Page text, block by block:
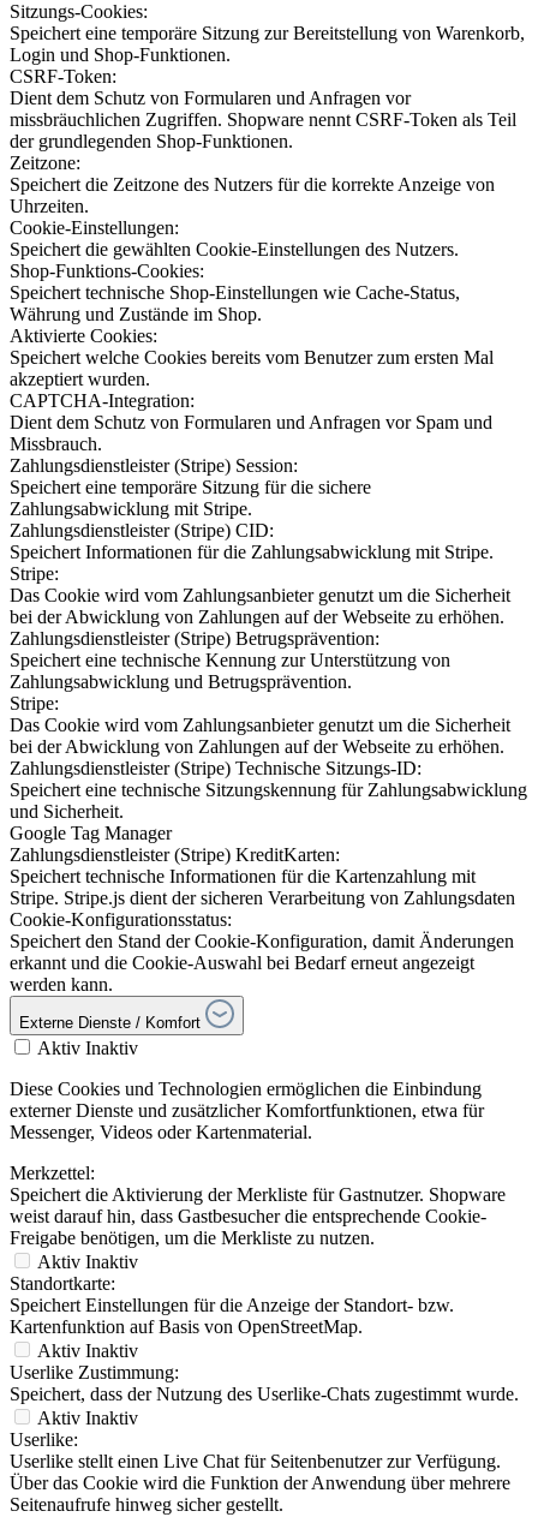
Sitzungs-Cookies:
Speichert eine temporäre Sitzung zur Bereitstellung von Warenkorb,
Login und Shop-Funktionen.
CSRF-Token:
Dient dem Schutz von Formularen und Anfragen vor
missbräuchlichen Zugriffen. Shopware nennt CSRF-Token als Teil
der grundlegenden Shop-Funktionen.
Zeitzone:
Speichert die Zeitzone des Nutzers für die korrekte Anzeige von
Uhrzeiten.
Cookie-Einstellungen:
Speichert die gewählten Cookie-Einstellungen des Nutzers.
Shop-Funktions-Cookies:
Speichert technische Shop-Einstellungen wie Cache-Status,
Währung und Zustände im Shop.
Aktivierte Cookies:
Speichert welche Cookies bereits vom Benutzer zum ersten Mal
akzeptiert wurden.
CAPTCHA-Integration:
Dient dem Schutz von Formularen und Anfragen vor Spam und
Missbrauch.
Zahlungsdienstleister (Stripe) Session:
Speichert eine temporäre Sitzung für die sichere
Zahlungsabwicklung mit Stripe.
Zahlungsdienstleister (Stripe) CID:
Speichert Informationen für die Zahlungsabwicklung mit Stripe.
Stripe:
Das Cookie wird vom Zahlungsanbieter genutzt um die Sicherheit
bei der Abwicklung von Zahlungen auf der Webseite zu erhöhen.
Zahlungsdienstleister (Stripe) Betrugsprävention:
Speichert eine technische Kennung zur Unterstützung von
Zahlungsabwicklung und Betrugsprävention.
Stripe:
Das Cookie wird vom Zahlungsanbieter genutzt um die Sicherheit
bei der Abwicklung von Zahlungen auf der Webseite zu erhöhen.
Zahlungsdienstleister (Stripe) Technische Sitzungs-ID:
Speichert eine technische Sitzungskennung für Zahlungsabwicklung
und Sicherheit.
Google Tag Manager
Zahlungsdienstleister (Stripe) KreditKarten:
Speichert technische Informationen für die Kartenzahlung mit
Stripe. Stripe.js dient der sicheren Verarbeitung von Zahlungsdaten
Cookie-Konfigurationsstatus:
Speichert den Stand der Cookie-Konfiguration, damit Änderungen
erkannt und die Cookie-Auswahl bei Bedarf erneut angezeigt
werden kann.
Externe Dienste / Komfort
Aktiv Inaktiv
Diese Cookies und Technologien ermöglichen die Einbindung
externer Dienste und zusätzlicher Komfortfunktionen, etwa für
Messenger, Videos oder Kartenmaterial.
Merkzettel:
Speichert die Aktivierung der Merkliste für Gastnutzer. Shopware
weist darauf hin, dass Gastbesucher die entsprechende Cookie-
Freigabe benötigen, um die Merkliste zu nutzen.
Aktiv Inaktiv
Standortkarte:
Speichert Einstellungen für die Anzeige der Standort- bzw.
Kartenfunktion auf Basis von OpenStreetMap.
Aktiv Inaktiv
Userlike Zustimmung:
Speichert, dass der Nutzung des Userlike-Chats zugestimmt wurde.
Aktiv Inaktiv
Userlike:
Userlike stellt einen Live Chat für Seitenbenutzer zur Verfügung.
Über das Cookie wird die Funktion der Anwendung über mehrere
Seitenaufrufe hinweg sicher gestellt.